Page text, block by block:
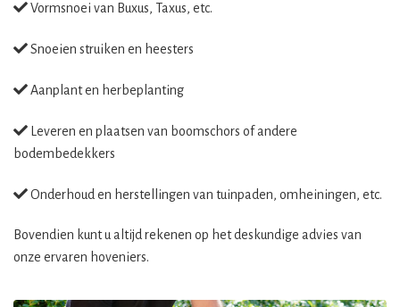
Vormsnoei van Buxus, Taxus, etc.
Snoeien struiken en heesters
Aanplant en herbeplanting
Leveren en plaatsen van boomschors of andere
bodembedekkers
Onderhoud en herstellingen van tuinpaden, omheiningen, etc.
Bovendien kunt u altijd rekenen op het deskundige advies van
onze ervaren hoveniers.